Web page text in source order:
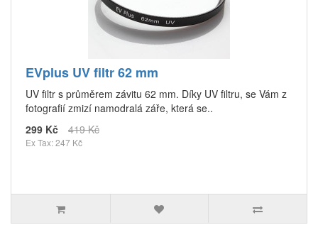
EVplus UV filtr 62 mm
UV filtr s průměrem závitu 62 mm. Díky UV filtru, se Vám z
fotografií zmizí namodralá záře, která se..
299 Kč
419 Kč
Ex Tax: 247 Kč